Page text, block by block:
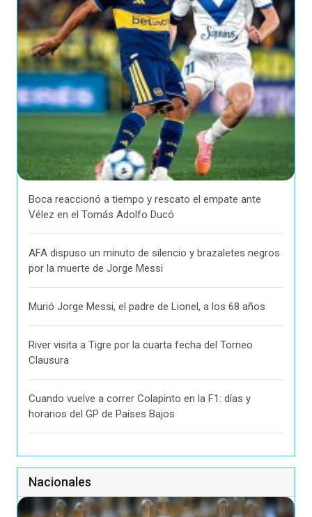
Boca reaccionó a tiempo y rescato el empate ante
Vélez en el Tomás Adolfo Ducó
AFA dispuso un minuto de silencio y brazaletes negros
por la muerte de Jorge Messi
Murió Jorge Messi, el padre de Lionel, a los 68 años
River visita a Tigre por la cuarta fecha del Torneo
Clausura
Cuando vuelve a correr Colapinto en la F1: días y
horarios del GP de Países Bajos
Nacionales